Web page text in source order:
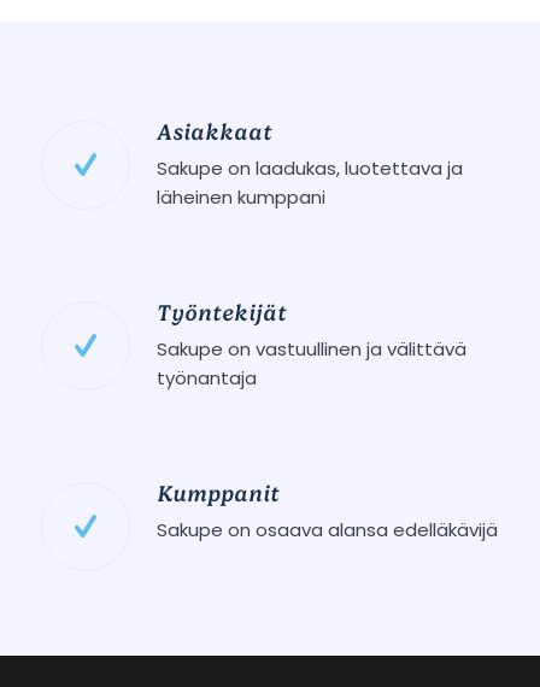
Asiakkaat
Sakupe on laadukas, luotettava ja
läheinen kumppani
Työntekijät
Sakupe on vastuullinen ja välittävä
työnantaja
Kumppanit
Sakupe on osaava alansa edelläkävijä